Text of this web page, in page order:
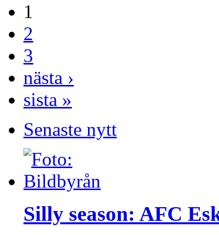
1
2
3
nästa ›
sista »
Senaste nytt
Silly season: AFC